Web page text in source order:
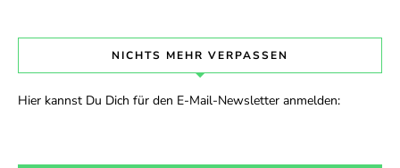
NICHTS MEHR VERPASSEN
Hier kannst Du Dich für den E-Mail-Newsletter anmelden: